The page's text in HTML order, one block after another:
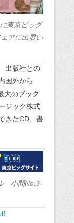
東京ビッグ
アに出展い
出版社との
国外から
大のブック
ジック株式
きたCD、書
小間No.3-